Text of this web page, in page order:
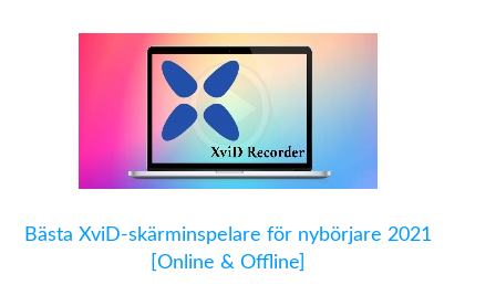
Bästa XviD-skärminspelare för nybörjare 2021
[Online & Offline]